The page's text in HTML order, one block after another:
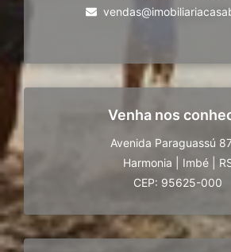
Venha nos
Avenida Paraguassú
Harmonia
Imbé
CEP: 95625-000